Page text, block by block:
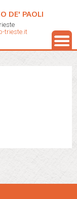
DE' PAOLI
trieste.it